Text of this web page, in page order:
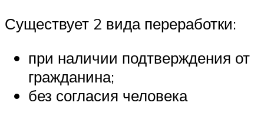
Существует 2 вида переработки:
при наличии подтверждения от
гражданина;
без согласия человека